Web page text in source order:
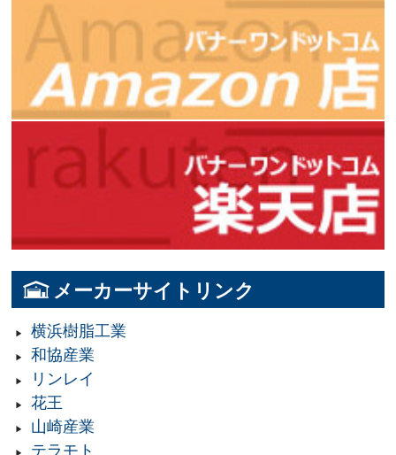
メーカーサイトリンク
横浜樹脂工業
和協産業
リンレイ
花王
山崎産業
テラモト